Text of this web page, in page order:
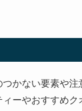
つかない要素や注
ィーやおすすめ